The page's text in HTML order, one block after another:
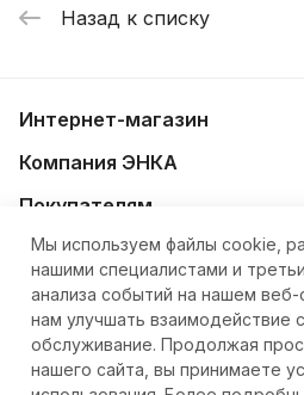
Назад к списку
Интернет-магазин
Компания ЭНКА
Покупателям
+7 (4212) 23-33-33
eshop@nkteh.ru
Мы используем файлы cookie,
нашими специалистами и
анализа событий на нашем веб-
нам улучшать взаимодействие
обслуживание. Продолжая
нашего сайта, вы принимаете